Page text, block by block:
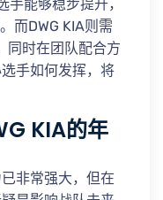
能够稳步提升，
而DWG KIA则需
同时在团队配合方
手如何发挥，将
KIA的年
非常强大，但在